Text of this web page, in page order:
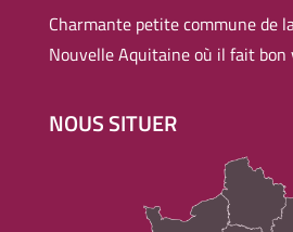
Charmante petite commune de
Nouvelle Aquitaine où il fait bon
NOUS SITUER